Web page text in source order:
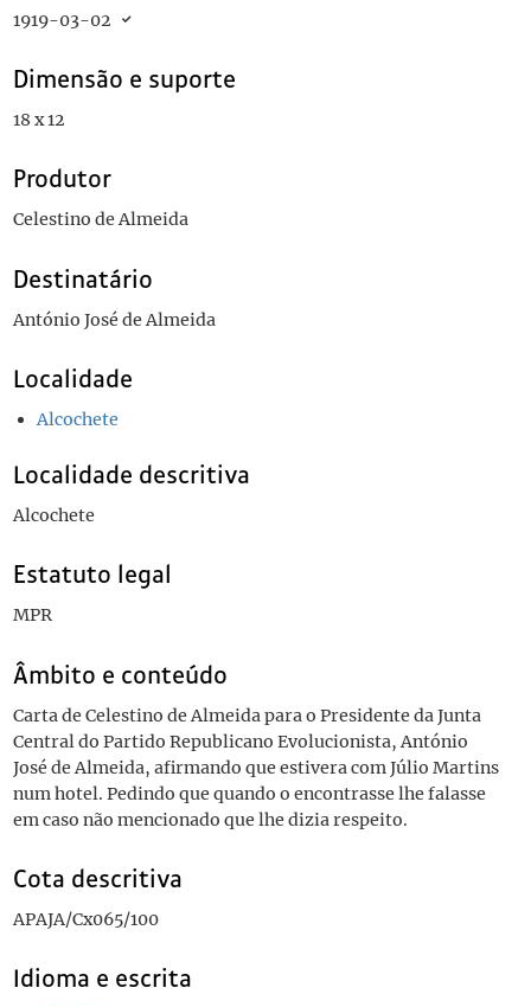
1919-03-02
Dimensão e suporte
18 x 12
Produtor
Celestino de Almeida
Destinatário
António José de Almeida
Localidade
Alcochete
Localidade descritiva
Alcochete
Estatuto legal
MPR
Âmbito e conteúdo
Carta de Celestino de Almeida para o Presidente da Junta
Central do Partido Republicano Evolucionista, António
José de Almeida, afirmando que estivera com Júlio Martins
num hotel. Pedindo que quando o encontrasse lhe falasse
em caso não mencionado que lhe dizia respeito.
Cota descritiva
APAJA/Cx065/100
Idioma e escrita